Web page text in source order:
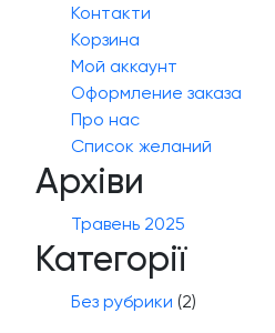
Контакти
Корзина
Мой аккаунт
Оформление заказа
Про нас
Список желаний
Архіви
Травень 2025
Категорії
Без рубрики (2)